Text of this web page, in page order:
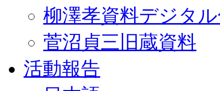
柳澤孝資料デジタ
菅沼貞三旧蔵資料
活動報告